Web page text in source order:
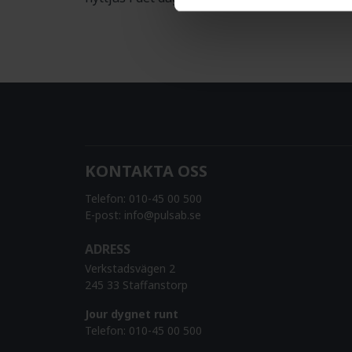
KONTAKTA OSS
Telefon: 010-45 00 500
E-post: info@pulsab.se
ADRESS
Verkstadsvägen 2
245 33 Staffanstorp
Jour dygnet runt
Telefon: 010-45 00 500